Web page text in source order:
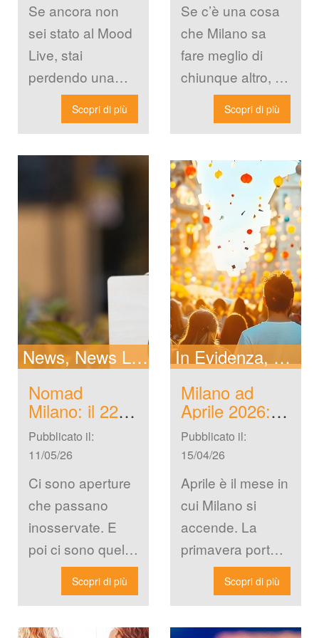
Conoscere
Adesso
Se ancora non
ei stato al Mood
Live, stai
perdendo una
delle cose migliori
che la movida
Scopri di più
l'energia del
Nomad
Se c’è una cosa
che Milano sa
fare meglio di
chiunque altro, è
reinventare la
notte. Ogni
[…]
Scopri di più
New News Locali
Nomad
Milano: il 22
Maggio Apre il
Locale che
Cambierà i
Venerdì Sera
a Milano
Pubblicato il:
11/05/26
Ci sono aperture
che passano
inosservate. E
poi ci sono quelle
che senti nell’aria
ettimane prima,
Scopri di più
In Evidenza New
Milano ad
Aprile 2026:
gli Eventi da
Non Perdere e
Come Viverli
al Massimo
Pubblicato il:
15/04/26
Aprile è il mese in
cui Milano si
accende. La
primavera porta
con sé giornate
più lunghe,
Scopri di più